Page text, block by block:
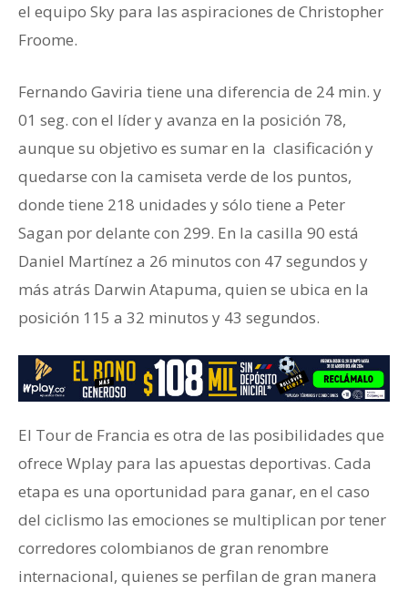
el equipo Sky para las aspiraciones de Christopher
Froome.
Fernando Gaviria tiene una diferencia de 24 min. y
01 seg. con el líder y avanza en la posición 78,
aunque su objetivo es sumar en la clasificación y
quedarse con la camiseta verde de los puntos,
donde tiene 218 unidades y sólo tiene a Peter
Sagan por delante con 299. En la casilla 90 está
Daniel Martínez a 26 minutos con 47 segundos y
más atrás Darwin Atapuma, quien se ubica en la
posición 115 a 32 minutos y 43 segundos.
El Tour de Francia es otra de las posibilidades que
ofrece Wplay para las apuestas deportivas. Cada
etapa es una oportunidad para ganar, en el caso
del ciclismo las emociones se multiplican por tener
corredores colombianos de gran renombre
internacional, quienes se perfilan de gran manera